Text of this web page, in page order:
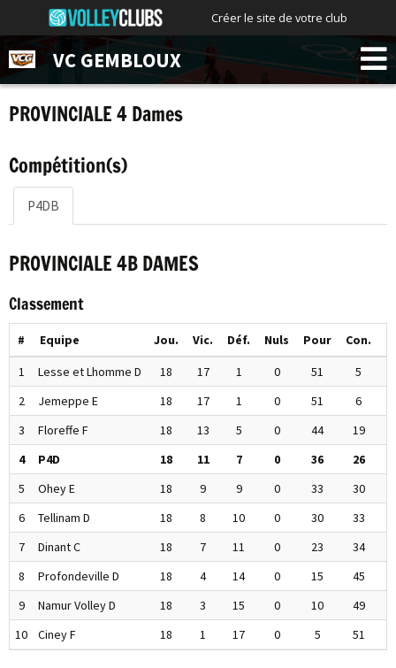
Créer le site de votre club
VC GEMBLOUX
PROVINCIALE 4 Dames
Compétition(s)
P4DB
PROVINCIALE 4B DAMES
Classement
# Equipe Jou. Vic. Déf. Nuls Pour Con.
1
Lesse et Lhomme D 18 17 1 0 51 5
2
Jemeppe E 18 17 1 0 51 6
3
Floreffe F 18 13 5 0 44 19
4
P4D 18 11 7 0 36 26
5
Ohey E 18 9 9 0 33 30
6
Tellinam D 18 8 10 0 30 33
7
Dinant C 18 7 11 0 23 34
8
Profondeville D 18 4 14 0 15 45
9
Namur Volley D 18 3 15 0 10 49
10
Ciney F 18 1 17 0 5 51